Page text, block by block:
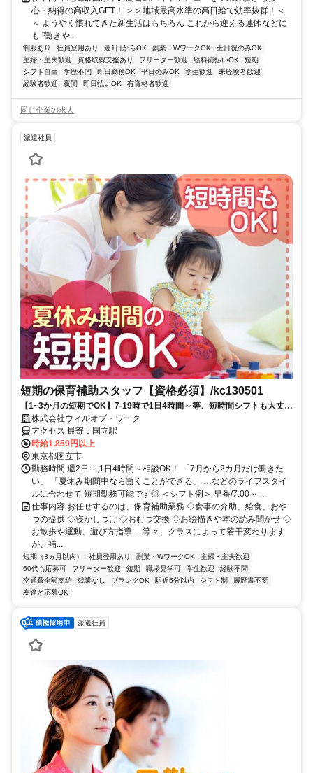
心・納得の高収入GET！ ＞＞地域最高水準の高日給で効率抜群！＜
＜ ようやく慣れてきた新生活はもちろん これから迎える連休などに
も ”働きや...
制服あり 社員登用あり 週1日からOK 副業・WワークOK
土日祝のみOK
主婦・主夫歓迎
資格取得支援あり フリーター歓迎 給料前払いOK
短期
シフト自由
学歴不問 即日勤務OK 平日のみOK 学生歓迎
未経験者歓迎
経験者歓迎
夜間 即日払いOK 有資格者歓迎
同じ企業の求人
派遣社員
短期の保育補助スタッフ【資格必須】/kc130501
【1~3か月の短期でOK】7-19時で1日4時間～等、短時間シフトも大丈夫
です！【ライフスタイルに合わせて働こう♪】
株式会社ウィルオブ・ワーク
アクセス 最寄：国立駅
時給1,850円以上
東京都国立市
勤務時間 週2日～,1日4時間～相談OK！ 「7月から2カ月だけ働きた
い」 「夏休み期間中なら働くことができる」 …などのライフスタイ
ルに合わせて 短期勤務可能です◎ ＜シフト例＞ 早番/7:00～...
仕事内容 お任せするのは、保育補助業務 ◇食事の介助、給食、おや
つの提供 ◇寝かしつけ ◇おむつ交換 ◇お絵描きや本の読み聞かせ ◇
お散歩や運動、遊び方指導 …等々、クラスによって若干変わります
が、補...
短期（3ヵ月以内） 社員登用あり 副業・WワークOK
主婦・主夫歓迎
60代も応募可
フリーター歓迎 短期 職場見学可 学生歓迎
経験不問
交通費全額支給
残業なし ブランクOK 駅近5分以内 シフト制
履歴書不要
友達と応募OK
派遣社員